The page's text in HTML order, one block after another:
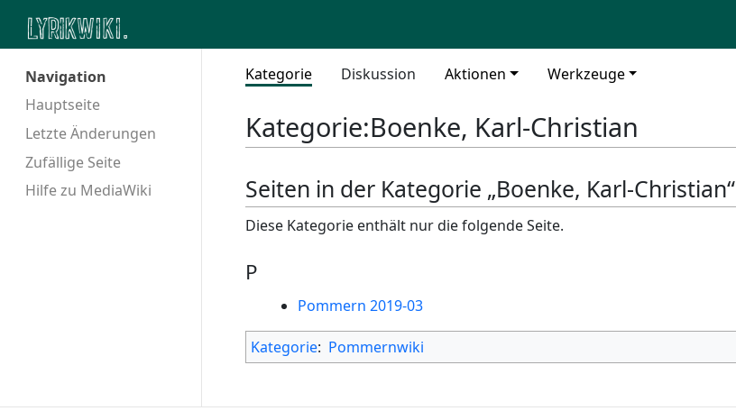
Navigation
Hauptseite
Letzte Änderungen
Zufällige Seite
Hilfe zu MediaWiki
Kategorie Diskussion Aktionen Werkzeuge
Kategorie:Boenke, Karl-Christian
Seiten in der Kategorie „Boenke, Karl-Christian“
Diese Kategorie enthält nur die folgende Seite.
P
Pommern 2019-03
Kategorie: Pommernwiki